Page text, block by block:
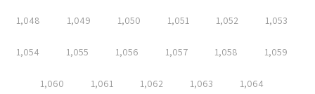
1,048 1,049 1,050 1,051 1,052 1,053
1,054 1,055 1,056 1,057 1,058 1,059
1,060 1,061 1,062 1,063 1,064